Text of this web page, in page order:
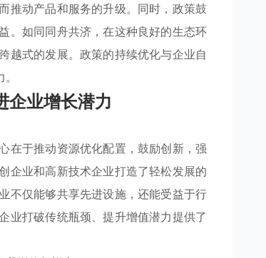
推动产品和服务的升级。同时，政策鼓
。如同同舟共济，在这种良好的生态环
越式的发展。政策的持续优化与企业自
企业增长潜力
在于推动资源优化配置，鼓励创新，强
企业和高新技术企业打造了轻松发展的
不仅能够共享先进设施，还能受益于行
业打破传统瓶颈、提升增值潜力提供了